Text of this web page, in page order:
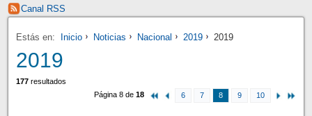
Canal RSS
Estás en: Inicio Noticias Nacional 2019 2019
2019
177resultados
Página 8 de18 6 7 8 9 10